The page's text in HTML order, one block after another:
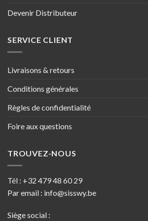
Devenir Distributeur
SERVICE CLIENT
Livraisons & retours
Conditions générales
Règles de confidentialité
Foire aux questions
TROUVEZ-NOUS
Tél : +32 479 48 60 29
Par email : info@sisswy.be
Siège social :